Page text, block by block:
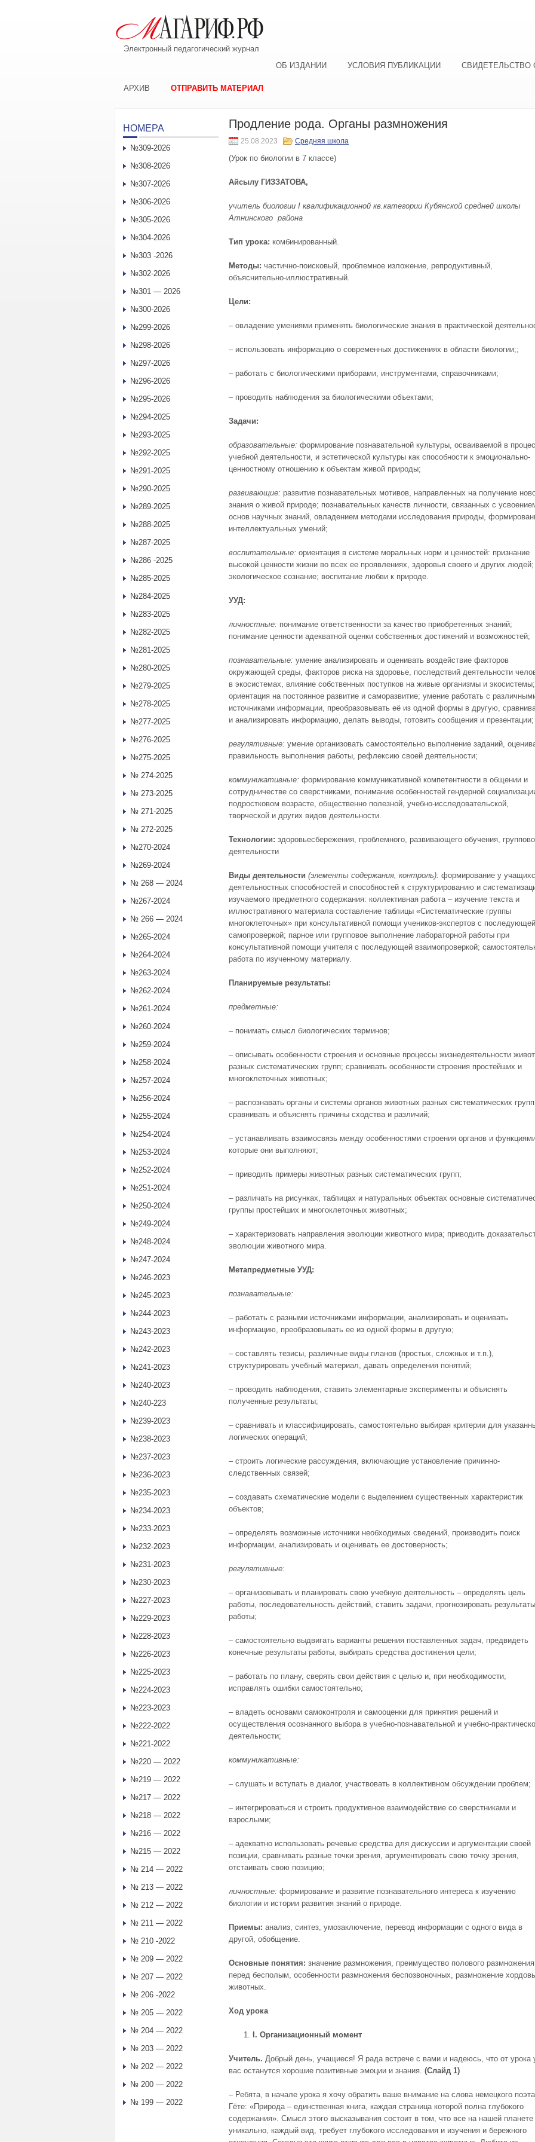
Электронный педагогический журнал
ОБ ИЗДАНИИ
УСЛОВИЯ ПУБЛИКАЦИИ СВИДЕТЕЛЬСТВО
АРХИВ ОТПРАВИТЬ МАТЕРИАЛ
Продление рода. Органы размножения
25.08.2023 Средняя школа
(Урок по биологии в 7 классе)
Айсылу ГИЗЗАТОВА,
учитель биологии I квалификационной кв.категории Кубянской средней школы
Атнинского района
Тип урока: комбинированный.
Методы: частично-поисковый, проблемное изложение, репродуктивный,
объяснительно-иллюстративный.
Цели:
– овладение умениями применять биологические знания в практической
– использовать информацию о современных достижениях в области биологии;;
– работать с биологическими приборами, инструментами, справочниками;
– проводить наблюдения за биологическими объектами;
Задачи:
образовательные: формирование познавательной культуры, осваиваемой в
учебной деятельно­сти, и эстетической культуры как способности к эмоционально-
ценностному отношению к объектам живой природы;
развивающие: развитие познавательных мотивов, направленных на получение
знания о живой природе; познавательных качеств личности, связанных с
основ научных знаний, овладением методами исследования природы,
интеллектуальных умений;
воспитательные: ориентация в системе моральных норм и цен­ностей: признание
высокой ценности жизни во всех ее проявлениях, здоровья своего и дру­гих людей;
экологическое сознание; воспита­ние любви к природе.
УУД:
личностные: понимание ответственности за качество приобретенных знаний;
понимание ценности адекватной оценки собственных достижений и возможностей;
познавательные: умение анализировать и оценивать воздействие факторов
окружающей среды, факторов риска на здоровье, последствий деятельности
в экосистемах, влияние собственных поступков на живые организмы и экосистемы;
ориентация на постоянное развитие и саморазвитие; умение работать с
источниками информации, пре­образовывать её из одной формы в другую,
и анализировать информацию, делать выводы, готовить сообщения и презентации;
регулятивные: умение организовать самостоятельно выполнение заданий,
правильность выполнения работы, рефлексию своей деятельности;
коммуникативные: формирование коммуникативной компетентности в общении и
сотрудничестве со сверстниками, понимание особенностей гендерной
подростковом возрасте, общественно полезной, учебно-исследовательской,
творческой и дру­гих видов деятельности.
Технологии: здоровьесбережения, проблемного, развивающего обучения,
деятельности
Виды деятельности (элементы содержания, контроль): формирование у
деятельностных способностей и способностей к структурированию и
изучаемого предметного содержания: коллективная работа – изучение текста и
иллюстративного материала составление таблицы «Систематические группы
многоклеточных» при консультативной помощи учеников-экспертов с последующей
самопроверкой; парное или групповое выполнение лабораторной работы при
консультативной помощи учителя с последующей взаимопроверкой;
работа по изученному материалу.
Планируемые результаты:
предметные:
– понимать смысл биологических терминов;
– описывать особенности строения и основные процессы жизнедеятельности
разных систематических групп; сравнивать особенно­сти строения простейших и
многоклеточных животных;
– распознавать органы и системы органов животных разных систематических
сравнивать и объяснять причины сходства и различий;
– устанавливать взаимосвязь между особенно­стями строения органов и
которые они выполняют;
– приводить примеры животных разных система­тических групп;
– различать на рисунках, таблицах и натуральных объектах основные
группы простейших и многоклеточных животных;
– характеризовать направления эволюции живот­ного мира; приводить
эволюции животного мира.
Метапредметные УУД:
познавательные:
– работать с разными источниками информации, анализировать и оценивать
информацию, преобразовывать ее из одной формы в другую;
– составлять тезисы, различные виды планов (простых, сложных и т.п.),
структурировать учебный материал, давать определения понятий;
– проводить наблюдения, ставить элементарные эксперименты и объяснять
полученные результаты;
– сравнивать и классифицировать, самостоятельно выбирая критерии для
логических операций;
– строить логические рассуждения, включающие установление причинно-
следственных связей;
– создавать схематические модели с выделением существенных характеристик
объектов;
– определять возможные источники необходимых сведений, производить поиск
информации, ана­лизировать и оценивать ее достоверность;
регулятивные:
– организовывать и планировать свою учебную деятельность – определять цель
работы, последовательность действий, ставить задачи, прогнозировать результаты
работы;
– самостоятельно выдвигать варианты решения поставленных задач, предвидеть
конечные результаты работы, выбирать средства достиже­ния цели;
– работать по плану, сверять свои действия с целью и, при необходимости,
исправлять ошибки самостоятельно;
– владеть основами самоконтроля и самооцен­ки для принятия решений и
осуществления осознанного выбора в учебно-познавательной и учебно-
деятельности;
коммуникативные:
– слушать и вступать в диалог, участвовать в коллективном обсуждении проблем;
– интегрироваться и строить продуктивное взаимодействие со сверстниками и
взрослыми;
– адекватно использовать речевые средства для дискуссии и аргументации своей
позиции, сравнивать разные точки зрения, аргументировать свою точку зрения,
отстаивать свою позицию;
личностные: формирование и развитие познавательного интереса к изучению
биологии и истории развития знаний о природе.
Приемы: анализ, синтез, умозаключение, перевод информации с одного вида в
другой, обобщение.
Основные понятия: значение размножения, преимущество полового размножения
перед бесполым, особенности размножения беспозвоночных, размножение
животных.
Ход урока
. Организационный момент
Учитель. Добрый день, учащиеся! Я рада встрече с вами и надеюсь, что от урока
вас останутся хорошие позитивные эмоции и знания. (Слайд 1)
– Ребята, в начале урока я хочу обратить ваше внимание на слова немецкого поэта
Гёте: «Природа – единственная книга, каждая страница которой полна глубокого
содержания». Смысл этого высказывания состоит в том, что все на нашей планете
уникально, каждый вид, требует глубокого исследования и изучения и бережного
НОМЕРА
№309-2026
№308-2026
№307-2026
№306-2026
№305-2026
№304-2026
№303 -2026
№302-2026
№301 — 2026
№300-2026
№299-2026
№298-2026
№297-2026
№296-2026
№295-2026
№294-2025
№293-2025
№292-2025
№291-2025
№290-2025
№289-2025
№288-2025
№287-2025
№286 -2025
№285-2025
№284-2025
№283-2025
№282-2025
№281-2025
№280-2025
№279-2025
№278-2025
№277-2025
№276-2025
№275-2025
№ 274-2025
№ 273-2025
№ 271-2025
№ 272-2025
№270-2024
№269-2024
№ 268 — 2024
№267-2024
№ 266 — 2024
№265-2024
№264-2024
№263-2024
№262-2024
№261-2024
№260-2024
№259-2024
№258-2024
№257-2024
№256-2024
№255-2024
№254-2024
№253-2024
№252-2024
№251-2024
№250-2024
№249-2024
№248-2024
№247-2024
№246-2023
№245-2023
№244-2023
№243-2023
№242-2023
№241-2023
№240-2023
№240-223
№239-2023
№238-2023
№237-2023
№236-2023
№235-2023
№234-2023
№233-2023
№232-2023
№231-2023
№230-2023
№227-2023
№229-2023
№228-2023
№226-2023
№225-2023
№224-2023
№223-2023
№222-2022
№221-2022
№220 — 2022
№219 — 2022
№217 — 2022
№218 — 2022
№216 — 2022
№215 — 2022
№ 214 — 2022
№ 213 — 2022
№ 212 — 2022
№ 211 — 2022
№ 210 -2022
№ 209 — 2022
№ 207 — 2022
№ 206 -2022
№ 205 — 2022
№ 204 — 2022
№ 203 — 2022
№ 202 — 2022
№ 200 — 2022
№ 199 — 2022